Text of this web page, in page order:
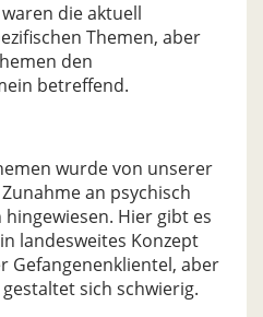
die aktuell
Themen, aber
den
betreffend.
wurde von unserer
an psychisch
Hier gibt es
landesweites Konzept
Gefangenenklientel, aber
sich schwierig.